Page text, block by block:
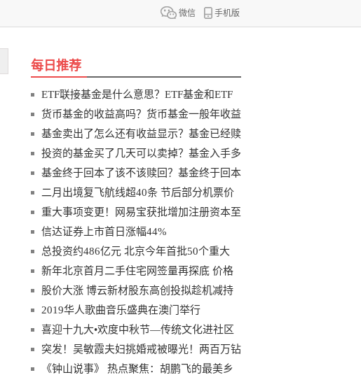
微信 手机版
每日推荐
ETF联接基金是什么意思？ETF基金和ETF
联
货币基金的收益高吗？货币基金一般年收益
基金卖出了怎么还有收益显示？基金已经赎
投资的基金买了几天可以卖掉？基金入手多
基金终于回本了该不该赎回？基金终于回本
二月出境复飞航线超40条 节后部分机票价
重大事项变更！网易宝获批增加注册资本至
信达证券上市首日涨幅44%
总投资约486亿元 北京今年首批50个重大
新年北京首月二手住宅网签量再探底 价格
股价大涨 博云新材股东高创投拟趁机减持
2019华人歌曲音乐盛典在澳门举行
喜迎十九大•欢度中秋节—传统文化进社区
突发！吴敏霞夫妇挑婚戒被曝光！两百万钻
《钟山说事》 热点聚焦：胡鹏飞的最美乡